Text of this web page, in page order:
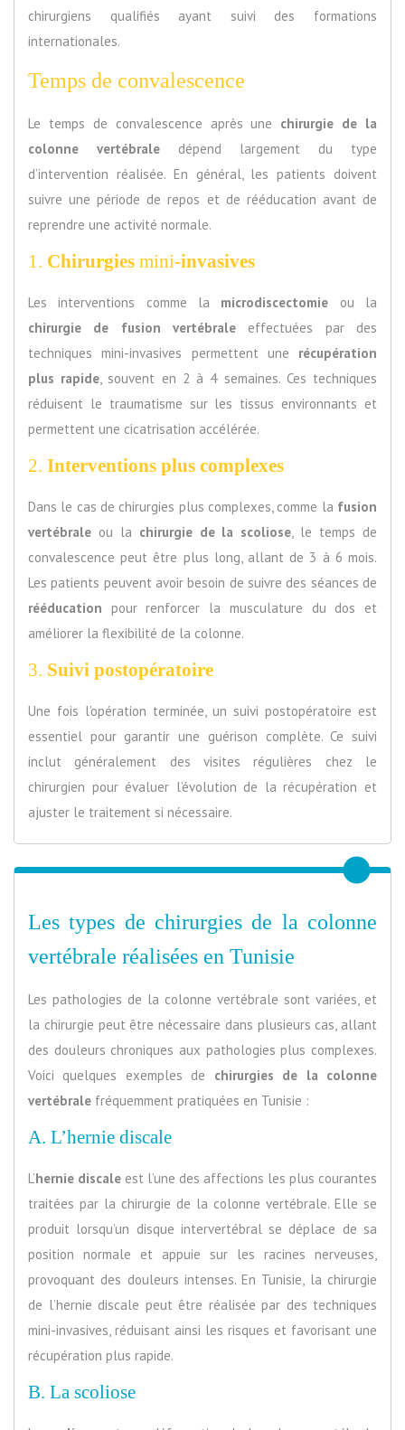
chirurgiens qualifiés ayant suivi des formations
internationales.
Temps de convalescence
Le temps de convalescence après une chirurgie de la
colonne vertébrale dépend largement du type
d’intervention réalisée. En général, les patients doivent
suivre une période de repos et de rééducation avant de
reprendre une activité normale.
1. Chirurgies mini-invasives
Les interventions comme la microdiscectomie ou la
chirurgie de fusion vertébrale effectuées par des
techniques mini-invasives permettent une récupération
plus rapide, souvent en 2 à 4 semaines. Ces techniques
réduisent le traumatisme sur les tissus environnants et
permettent une cicatrisation accélérée.
2. Interventions plus complexes
Dans le cas de chirurgies plus complexes, comme la fusion
vertébrale ou la chirurgie de la scoliose, le temps de
convalescence peut être plus long, allant de 3 à 6 mois.
Les patients peuvent avoir besoin de suivre des séances de
rééducation pour renforcer la musculature du dos et
améliorer la flexibilité de la colonne.
3. Suivi postopératoire
Une fois l’opération terminée, un suivi postopératoire est
essentiel pour garantir une guérison complète. Ce suivi
inclut généralement des visites régulières chez le
chirurgien pour évaluer l’évolution de la récupération et
ajuster le traitement si nécessaire.
Les types de chirurgies de la colonne
vertébrale réalisées en Tunisie
Les pathologies de la colonne vertébrale sont variées, et
la chirurgie peut être nécessaire dans plusieurs cas, allant
des douleurs chroniques aux pathologies plus complexes.
Voici quelques exemples de chirurgies de la colonne
vertébrale fréquemment pratiquées en Tunisie :
A. L’hernie discale
L’hernie discale est l’une des affections les plus courantes
traitées par la chirurgie de la colonne vertébrale. Elle se
produit lorsqu’un disque intervertébral se déplace de sa
position normale et appuie sur les racines nerveuses,
provoquant des douleurs intenses. En Tunisie, la chirurgie
de l’hernie discale peut être réalisée par des techniques
mini-invasives, réduisant ainsi les risques et favorisant une
récupération plus rapide.
B. La scoliose